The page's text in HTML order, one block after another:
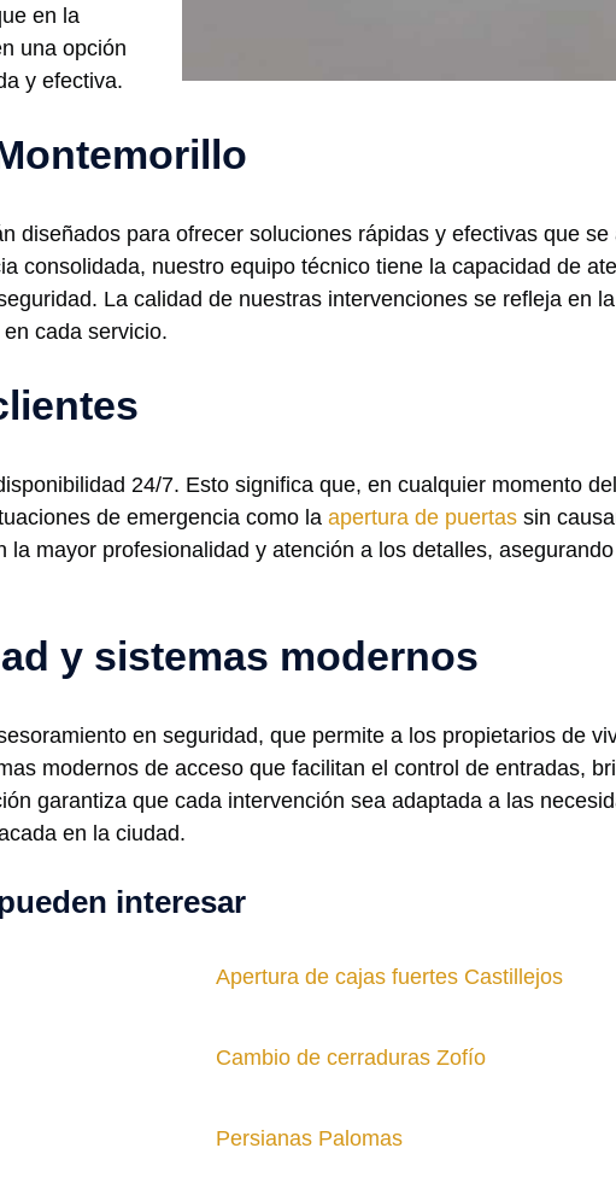
en la
una opción
y efectiva.
diseñados para ofrecer soluciones rápidas y efectivas que se
consolidada, nuestro equipo técnico tiene la capacidad de
La calidad de nuestras intervenciones se refleja en
cada servicio.
24/7. Esto significa que, en cualquier momento
de emergencia como la apertura de puertas sin
mayor profesionalidad y atención a los detalles,
y sistemas modernos
en seguridad, que permite a los propietarios de
modernos de acceso que facilitan el control de entradas,
garantiza que cada intervención sea adaptada a las
en la ciudad.
interesar
Apertura de cajas fuertes Castillejos
Cambio de cerraduras Zofío
Persianas Palomas